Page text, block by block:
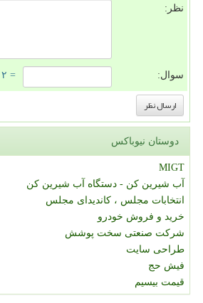
نظر:
سوال: = ۲ بعلاوه ۳
دوستان نیوباکس
MIGT
آب شیرین کن - دستگاه آب شیرین کن
انتخابات مجلس ، کاندیدای مجلس
خرید و فروش خودرو
شرکت صنعتی سخت پوشش
طراحی سایت
فیش حج
قیمت بیسیم